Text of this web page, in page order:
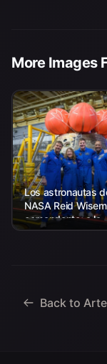
More Images
Los astronautas
NASA Reid
comandante; a la
izquierda,
Hansen,
Back to